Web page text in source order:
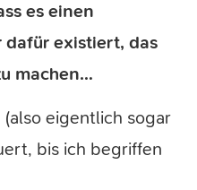
es einen
dafür existiert, das
machen…
eigentlich sogar
bis ich begriffen